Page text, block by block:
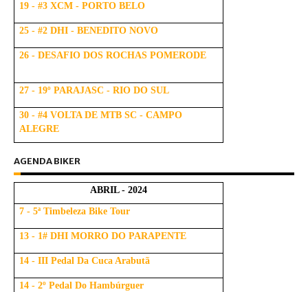
19 - #3 XCM - PORTO BELO
25 - #2 DHI - BENEDITO NOVO
26 - DESAFIO DOS ROCHAS POMERODE
27 - 19º PARAJASC - RIO DO SUL
30 - #4 VOLTA DE MTB SC - CAMPO
ALEGRE
AGENDA BIKER
ABRIL - 2024
7 - 5ª Timbeleza Bike Tour
13 - 1# DHI MORRO DO PARAPENTE
14 - III Pedal Da Cuca Arabutã
14 - 2º Pedal Do Hambúrguer